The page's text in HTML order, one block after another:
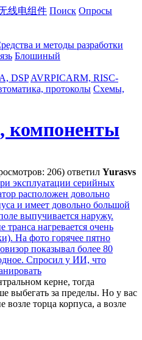
线电组件 Поиск Опросы
и методы разработки
Блошиный
DSP AVRPICARM, RISC-
протоколы Схемы,
компоненты
206) ответил Yurasvs
эксплуатации серийных
расположен довольно
и имеет довольно большой
выпучивается наружу.
транса нагревается очень
На фото горячее пятно
показывал более 80
Спросил у ИИ, что
керне, тогда
выбегать за пределы. Но у вас
возле торца корпуса, а возле